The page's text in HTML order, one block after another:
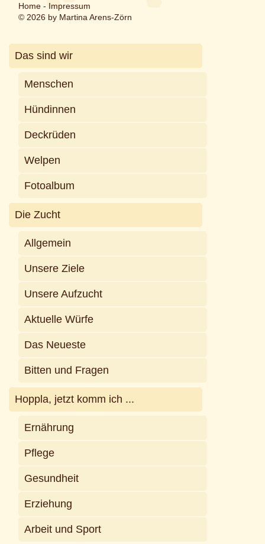
Home- Impressum
© 2026 by Martina Arens-Zörn
Das sind wir
Menschen
Hündinnen
Deckrüden
Welpen
Fotoalbum
Die Zucht
Allgemein
Unsere Ziele
Unsere Aufzucht
Aktuelle Würfe
Das Neueste
Bitten und Fragen
Hoppla, jetzt komm ich ...
Ernährung
Pflege
Gesundheit
Erziehung
Arbeit und Sport